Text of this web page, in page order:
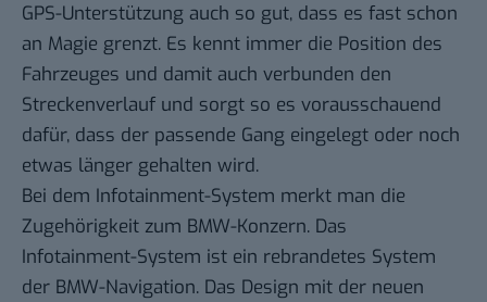
GPS-Unterstützung auch so gut, dass es fast schon
an Magie grenzt. Es kennt immer die Position des
Fahrzeuges und damit auch verbunden den
Streckenverlauf und sorgt so es vorausschauend
dafür, dass der passende Gang eingelegt oder noch
etwas länger gehalten wird.
Bei dem Infotainment-System merkt man die
Zugehörigkeit zum BMW-Konzern. Das
Infotainment-System ist ein rebrandetes System
der BMW-Navigation. Das Design mit der neuen